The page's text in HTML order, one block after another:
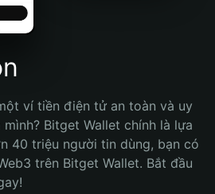
ví tiền điện tử an toàn và uy
Bitget Wallet chính là lựa
40 triệu người tin dùng, bạn có
trên Bitget Wallet. Bắt đầu